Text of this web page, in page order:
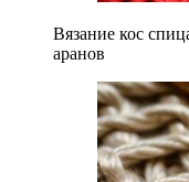
Вязание кос
аранов